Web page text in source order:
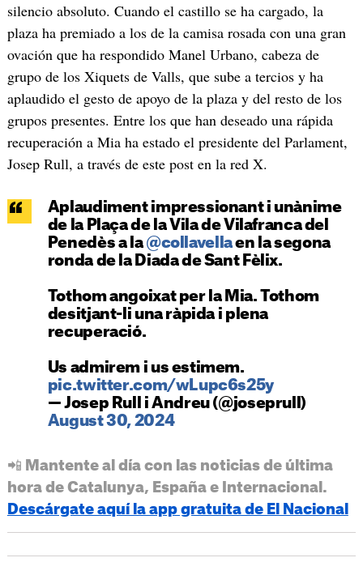
silencio absoluto. Cuando el castillo se ha cargado, la
plaza ha premiado a los de la camisa rosada con una gran
ovación que ha respondido Manel Urbano, cabeza de
grupo de los Xiquets de Valls, que sube a tercios y ha
aplaudido el gesto de apoyo de la plaza y del resto de los
grupos presentes. Entre los que han deseado una rápida
recuperación a Mia ha estado el presidente del Parlament,
Josep Rull, a través de este post en la red X.
Aplaudiment impressionant i unànime
de la Plaça de la Vila de Vilafranca del
Penedès a la @collavellaen la segona
ronda de la Diada de Sant Fèlix.
Tothom angoixat per la Mia. Tothom
desitjant-li una ràpida i plena
recuperació.
Us admirem i us estimem.
pic.twitter.com/wLupc6s25y
— Josep Rull i Andreu (@joseprull)
August 30, 2024
📲 Mantente al día con las noticias de última
hora de Catalunya, España e Internacional.
Descárgate aquí la app gratuita de El Nacional